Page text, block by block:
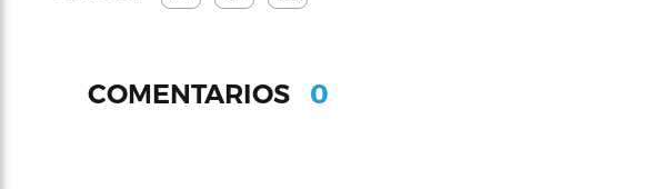
COMENTARIOS 0